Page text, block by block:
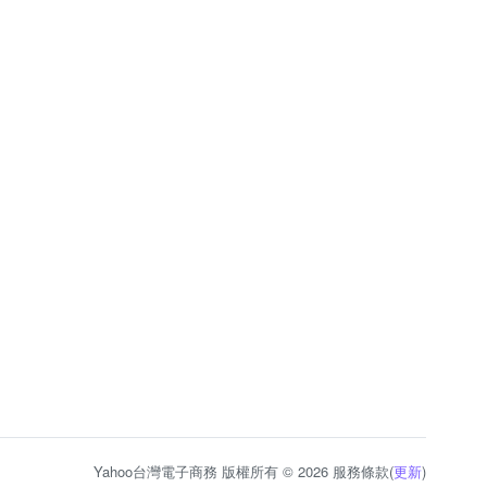
Yahoo台灣電子商務 版權所有 © 2026 服務條款(更新)